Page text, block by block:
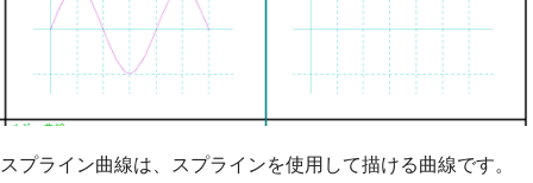
スプライン曲線は、スプラインを使用して描ける曲線です。